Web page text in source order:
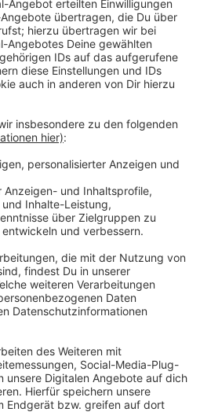
hoffe man, dass die
durch eine Impfung wieder
Bundesverbands der
gehe dabei aber in keinster
Impfpflicht. Es müsse aber
für Geimpfte
und zahlenmäßige
sein müssten. Für
ist dieser Vorstoß
dringend neue Wege und
Veranstaltungen wieder so